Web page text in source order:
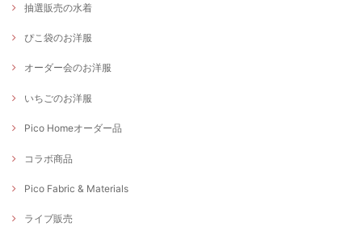
抽選販売の水着
ぴこ袋のお洋服
オーダー会のお洋服
いちごのお洋服
Pico Homeオーダー品
コラボ商品
Pico Fabric & Materials
ライブ販売